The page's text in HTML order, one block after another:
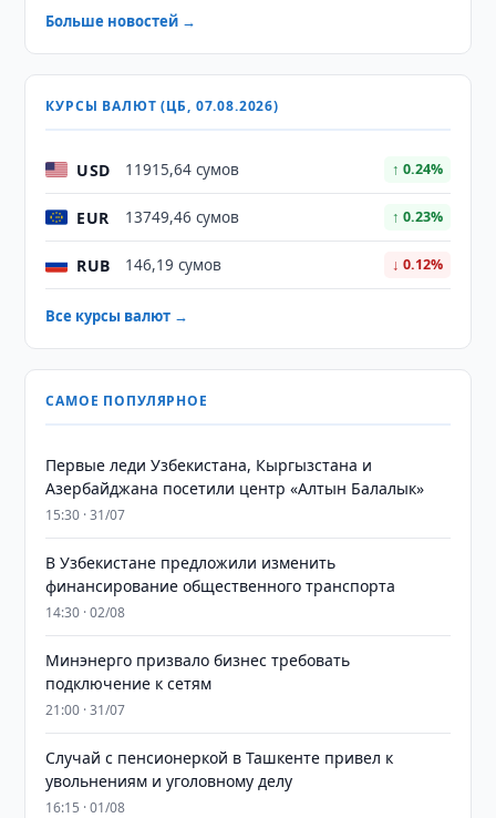
Больше новостей →
КУРСЫ ВАЛЮТ (ЦБ, 07.08.2026)
USD 11915,64 сумов ↑ 0.24%
EUR 13749,46 сумов ↑ 0.23%
RUB 146,19 сумов ↓ 0.12%
Все курсы валют →
САМОЕ ПОПУЛЯРНОЕ
Первые леди Узбекистана, Кыргызстана и
Азербайджана посетили центр «Алтын Балалык»
15:30 · 31/07
В Узбекистане предложили изменить
финансирование общественного транспорта
14:30 · 02/08
Минэнерго призвало бизнес требовать
подключение к сетям
21:00 · 31/07
Случай с пенсионеркой в Ташкенте привел к
увольнениям и уголовному делу
16:15 · 01/08